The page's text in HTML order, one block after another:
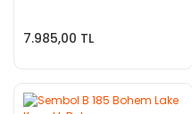
7.985,00 TL